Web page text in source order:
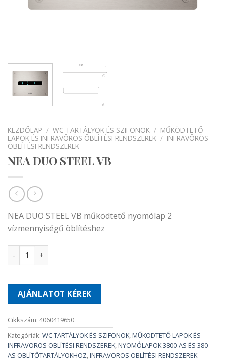
KEZDŐLAP / WC TARTÁLYOK ÉS SZIFONOK / MŰKÖDTETŐ
LAPOK ÉS INFRAVÖRÖS ÖBLÍTÉSI RENDSZEREK / INFRAVÖRÖS
ÖBLÍTÉSI RENDSZEREK
NEA DUO STEEL VB
NEA DUO STEEL VB működtető nyomólap 2
vízmennyiségű öblítéshez
NEA DUO STEEL VB mennyiség
AJÁNLATOT KÉREK
Cikkszám: 4060419650
Kategóriák: WC TARTÁLYOK ÉS SZIFONOK MŰKÖDTETŐ LAPOK ÉS
INFRAVÖRÖS ÖBLÍTÉSI RENDSZEREK NYOMÓLAPOK 3800-AS ÉS 380-
AS ÖBLÍTŐTARTÁLYOKHOZ INFRAVÖRÖS ÖBLÍTÉSI RENDSZEREK